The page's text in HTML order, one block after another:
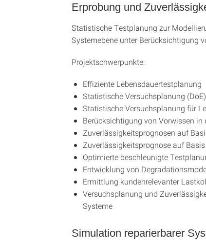
Erprobung und
Statistische Testplanung zur
Systemebene unter Berücksichtigung
Projektschwerpunkte:
Effiziente Lebensdauertestplanung
Statistische Versuchsplanung (DoE)
Statistische Versuchsplanung für
Berücksichtigung von Vorwissen in
Zuverlässigkeitsprognosen auf
Zuverlässigkeitsprognose auf
Optimierte beschleunigte
Entwicklung von
Ermittlung kundenrelevanter
Versuchsplanung und
Systeme
Simulation reparierbarer